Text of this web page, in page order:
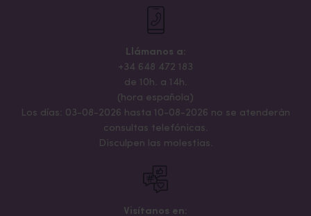
Llámanos a:
+34 648 472 183
de 10h. a 14h.
(hora española)
Los días: 03-08-2026 hasta 10-08-2026 no se atenderán
consultas telefónicas.
Disculpen las molestias.
Visítanos en: